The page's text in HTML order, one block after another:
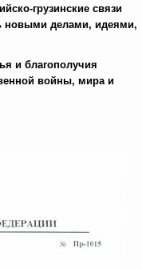
грузинские связи
новыми делами, идеями,
и благополучия
войны, мира и